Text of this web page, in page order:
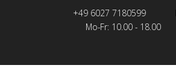
+49 6027 7180599
Mo-Fr: 10.00 - 18.00